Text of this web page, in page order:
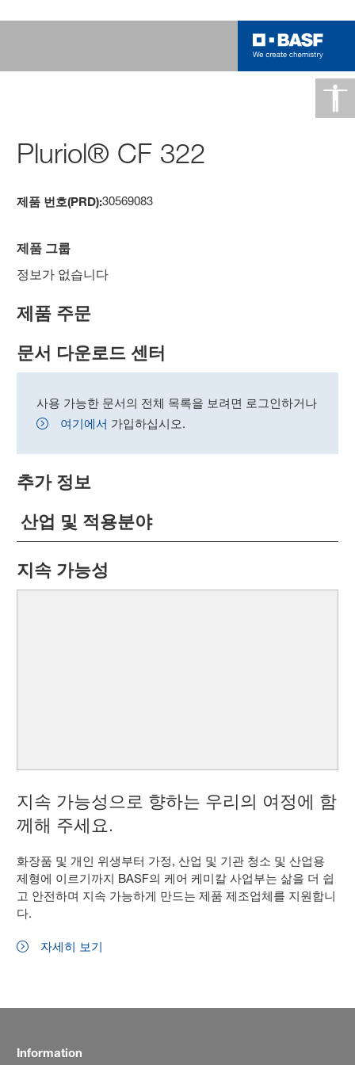
Pluriol® CF 322
제품 번호(PRD):30569083
제품 그룹
정보가 없습니다
제품 주문
문서 다운로드 센터
사용 가능한 문서의 전체 목록을 보려면 로그인하거나
여기에서 가입하십시오.
추가 정보
산업 및 적용분야
지속 가능성
지속 가능성으로 향하는 우리의 여정에 함
께해 주세요.
화장품 및 개인 위생부터 가정, 산업 및 기관 청소 및 산업용
제형에 이르기까지 BASF의 케어 케미칼 사업부는 삶을 더 쉽
고 안전하며 지속 가능하게 만드는 제품 제조업체를 지원합니
다.
자세히 보기
Information